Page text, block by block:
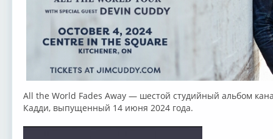
All the World Fades Away — шестой студийный альбом
Кадди, выпущенный 14 июня 2024 года.